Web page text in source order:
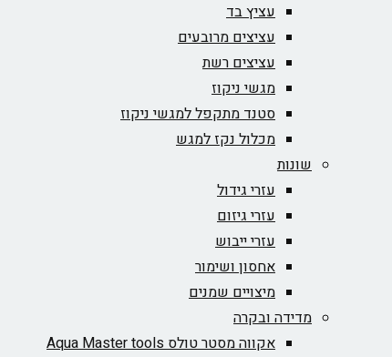
עציץ בד
עציצים מרובעים
עציצים רשת
מגשי ניקוז
סטנד מתקפל למגשי ניקוז
מכלול נקז למגש
שונות
עזרי גידול
עזרי גיזום
עזרי ייבוש
אחסון ושימור
מיצויים שמנים
מדידה ובקרה
אקווה מסטר טולס Aqua Master tools